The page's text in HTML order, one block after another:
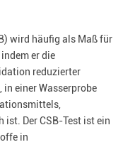
wird häufig als Maß für
er die
reduzierter
einer Wasserprobe
Der CSB-Test ist ein
in